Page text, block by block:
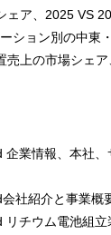
ェア、2025 VS
売上の市場シェ
Lead会社紹介と事業概